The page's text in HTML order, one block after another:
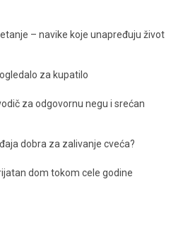
– navike koje unapređuju život
za kupatilo
za odgovornu negu i srećan
dobra za zalivanje cveća?
dom tokom cele godine